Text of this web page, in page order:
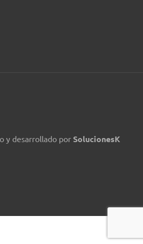
y desarrollado por SolucionesK